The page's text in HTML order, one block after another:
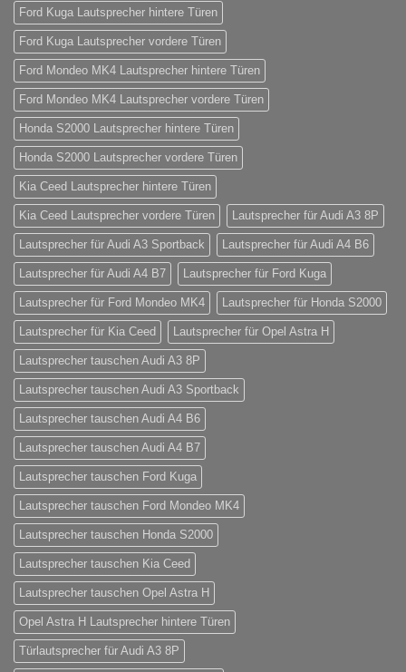
Ford Kuga Lautsprecher hintere Türen
Ford Kuga Lautsprecher vordere Türen
Ford Mondeo MK4 Lautsprecher hintere Türen
Ford Mondeo MK4 Lautsprecher vordere Türen
Honda S2000 Lautsprecher hintere Türen
Honda S2000 Lautsprecher vordere Türen
Kia Ceed Lautsprecher hintere Türen
Kia Ceed Lautsprecher vordere Türen Lautsprecher für Audi A3 8P
Lautsprecher für Audi A3 Sportback Lautsprecher für Audi A4 B6
Lautsprecher für Audi A4 B7 Lautsprecher für Ford Kuga
Lautsprecher für Ford Mondeo MK4 Lautsprecher für Honda S2000
Lautsprecher für Kia Ceed Lautsprecher für Opel Astra H
Lautsprecher tauschen Audi A3 8P
Lautsprecher tauschen Audi A3 Sportback
Lautsprecher tauschen Audi A4 B6
Lautsprecher tauschen Audi A4 B7
Lautsprecher tauschen Ford Kuga
Lautsprecher tauschen Ford Mondeo MK4
Lautsprecher tauschen Honda S2000
Lautsprecher tauschen Kia Ceed
Lautsprecher tauschen Opel Astra H
Opel Astra H Lautsprecher hintere Türen
Türlautsprecher für Audi A3 8P